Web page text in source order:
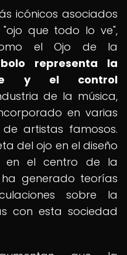
icónicos asociados
que todo lo ve",
el Ojo de la
representa la
y el control
de la música,
en varias
artistas famosos.
del ojo en el diseño
en el centro de la
generado teorías
sobre la
con esta sociedad